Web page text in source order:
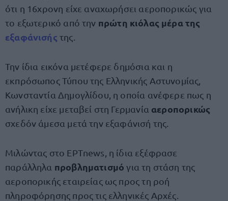
ότι η 16χρονη είχε αναχωρήσει αεροπορικώς για
το εξωτερικό από την πρώτη κιόλας μέρα της
εξαφάνισής της.
Την ίδια εικόνα μετέφερε δημόσια και η
εκπρόσωπος Τύπου της Ελληνικής Αστυνομίας,
Κωνσταντία Δημογλίδου, η οποία ανέφερε πως η
ανήλικη είχε μεταβεί στη Γερμανία αεροπορικώς
σχεδόν άμεσα μετά την εξαφάνισή της.
Μιλώντας στο ΕΡΤnews, η ίδια εξέφρασε
παράλληλα προβληματισμόγια τη στάση της
αεροπορικής εταιρείας ως προς τη ροή
πληροφόρησης προς τις ελληνικές Αρχές.